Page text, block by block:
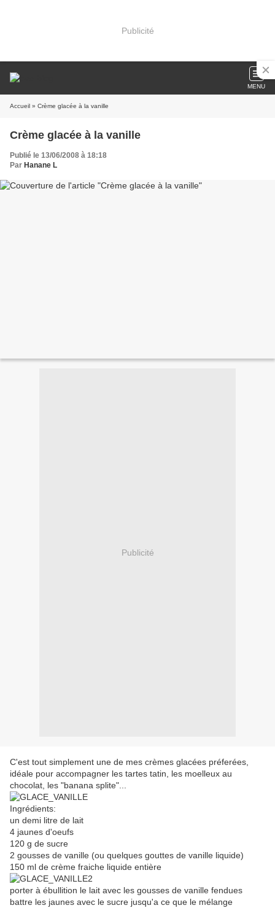
Publicité
MENU
Accueil » Crème glacée à la vanille
Crème glacée à la vanille
Publié le 13/06/2008 à 18:18
Par Hanane L
Publicité
C'est tout simplement une de mes crèmes glacées préferées,
idéale pour accompagner les tartes tatin, les moelleux au
chocolat, les "banana splite"...
Ingrédients:
un demi litre de lait
4 jaunes d'oeufs
120 g de sucre
2 gousses de vanille (ou quelques gouttes de vanille liquide)
150 ml de crème fraiche liquide entière
porter à ébullition le lait avec les gousses de vanille fendues
battre les jaunes avec le sucre jusqu'a ce que le mélange